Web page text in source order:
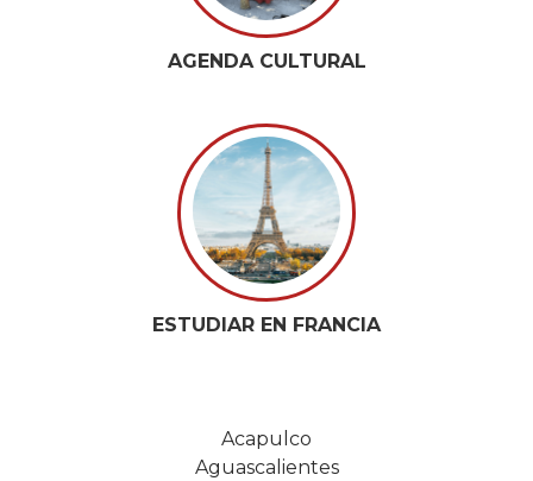
AGENDA CULTURAL
ESTUDIAR EN FRANCIA
Acapulco
Aguascalientes